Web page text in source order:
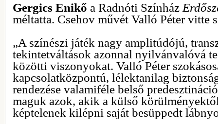
Gergics Enikő a Radnóti Színház
méltatta. Csehov művét Valló Péter vitte
„A színészi játék nagy amplitúdójú,
tekintetváltások azonnal nyilvánvalóvá
közötti viszonyokat. Valló Péter
kapcsolatközpontú, lélektanilag
rendezése valamiféle belső
maguk azok, akik a külső
képtelenek kilépni saját besüppedt